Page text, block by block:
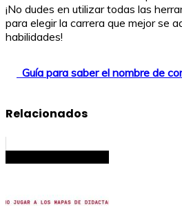
¡No dudes en utilizar todas las
para elegir la carrera que mejor se
habilidades!
Guía para saber el nombre de
Relacionados